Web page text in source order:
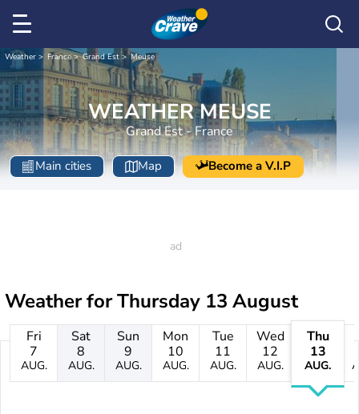
Weather France Grand Est Meuse
WEATHER MEUSE
Grand Est - France
Main cities Map Become a V.I.P
Weather forThursday 13 August
Fri
7
AUG.
Sat
8
AUG.
Sun
9
AUG.
Mon
10
AUG.
Tue
11
AUG.
Wed
12
AUG.
Thu
13
AUG.